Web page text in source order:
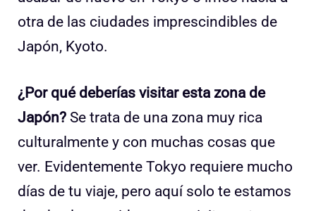
otra de las ciudades imprescindibles de
Japón, Kyoto.
¿Por qué deberías visitar esta zona de
Japón? Se trata de una zona muy rica
culturalmente y con muchas cosas que
ver. Evidentemente Tokyo requiere mucho
días de tu viaje, pero aquí solo te estamos